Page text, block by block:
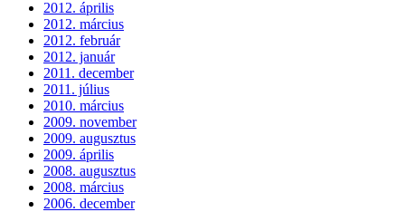
2012. április
2012. március
2012. február
2012. január
2011. december
2011. július
2010. március
2009. november
2009. augusztus
2009. április
2008. augusztus
2008. március
2006. december